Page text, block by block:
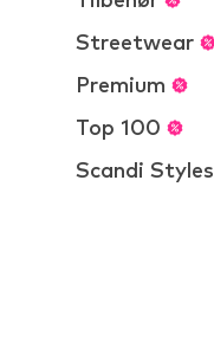
Streetwear
Premium
Top 100
Scandi Styles